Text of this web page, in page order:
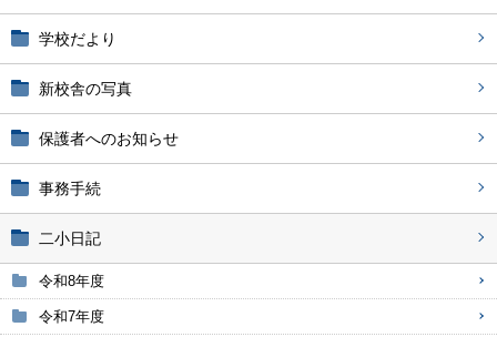
学校だより
新校舎の写真
保護者へのお知らせ
事務手続
二小日記
令和8年度
令和7年度